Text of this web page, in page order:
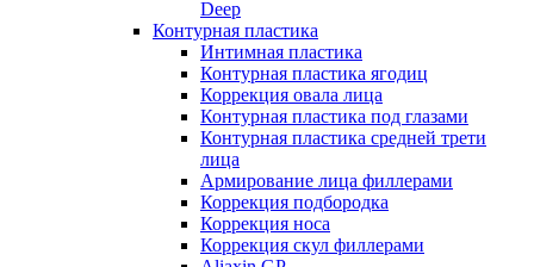
Deep
Контурная пластика
Интимная пластика
Контурная пластика ягодиц
Коррекция овала лица
Контурная пластика под глазами
Контурная пластика средней трети
лица
Армирование лица филлерами
Коррекция подбородка
Коррекция носа
Коррекция скул филлерами